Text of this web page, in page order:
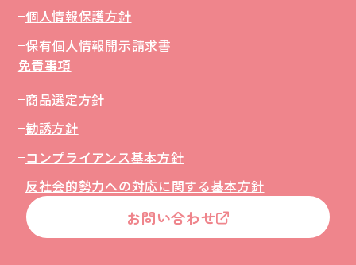
個人情報保護方針
保有個人情報開示請求書
免責事項
商品選定方針
勧誘方針
コンプライアンス基本方針
反社会的勢力への対応に関する基本方針
お問い合わせ